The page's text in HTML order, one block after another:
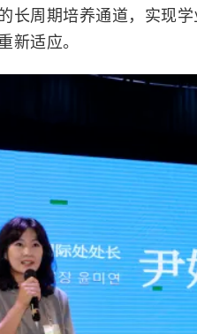
长周期培养通道，实现学
新适应。